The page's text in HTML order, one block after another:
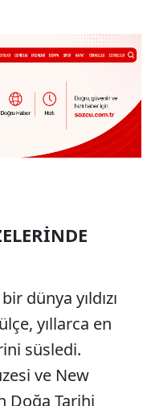
dünya yıldızı
yıllarca en
süsledi.
ve New
Doğa Tarihi